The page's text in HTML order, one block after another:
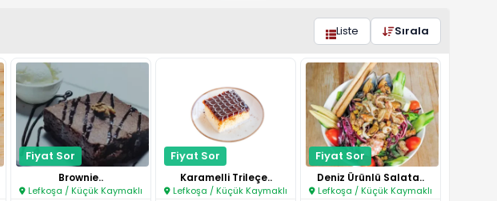
Liste Sırala
Fiyat Sor
Brownie..
Lefkoşa / Küçük Kaymaklı
Fiyat Sor
Karamelli Trileçe..
Lefkoşa / Küçük Kaymaklı
Fiyat Sor
Deniz Ürünlü Salata..
Lefkoşa / Küçük Kaymaklı